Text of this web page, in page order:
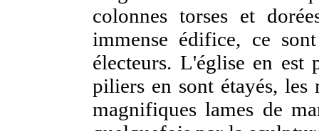
colonnes torses et
immense édifice, ce
électeurs. L'église en est
piliers en sont étayés, les
magnifiques lames de